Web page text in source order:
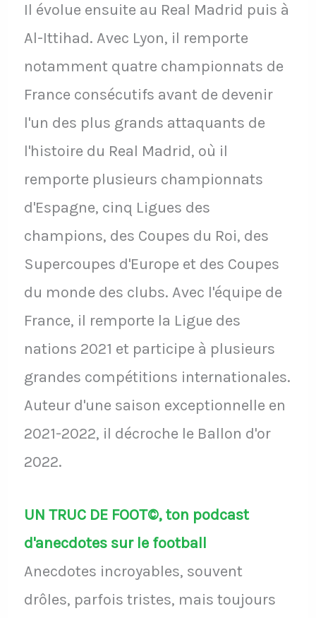
Il évolue ensuite au Real Madrid puis à
Al-Ittihad. Avec Lyon, il remporte
notamment quatre championnats de
France consécutifs avant de devenir
l'un des plus grands attaquants de
l'histoire du Real Madrid, où il
remporte plusieurs championnats
d'Espagne, cinq Ligues des
champions, des Coupes du Roi, des
Supercoupes d'Europe et des Coupes
du monde des clubs. Avec l'équipe de
France, il remporte la Ligue des
nations 2021 et participe à plusieurs
grandes compétitions internationales.
Auteur d'une saison exceptionnelle en
2021-2022, il décroche le Ballon d'or
2022.
UN TRUC DE FOOT©, ton podcast
d'anecdotes sur le football
Anecdotes incroyables, souvent
drôles, parfois tristes, mais toujours